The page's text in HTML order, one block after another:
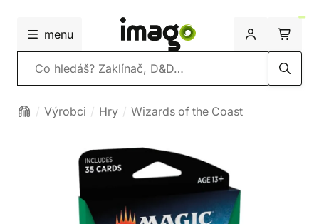
menu
Vyhledávání
Výrobci Hry Wizards of the Coast